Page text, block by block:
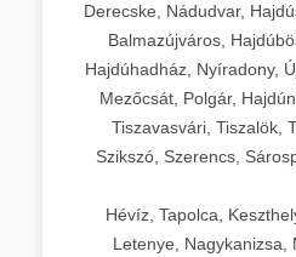
Derecske, Nádudvar,
Balmazújváros,
Hajdúhadház, Nyíradony,
Mezőcsát, Polgár,
Tiszavasvári, Tiszalök,
Szikszó, Szerencs,
Hévíz, Tapolca,
Letenye, Nagykanizsa,